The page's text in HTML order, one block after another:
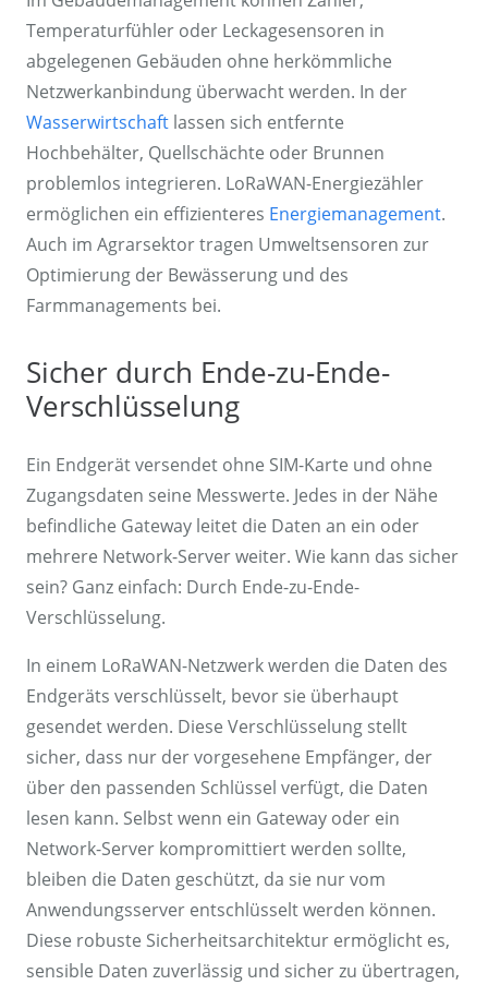
Temperaturfühler oder Leckagesensoren in
abgelegenen Gebäuden ohne herkömmliche
Netzwerkanbindung überwacht werden. In der
Wasserwirtschaft lassen sich entfernte
Hochbehälter, Quellschächte oder Brunnen
problemlos integrieren. LoRaWAN-Energiezähler
ermöglichen ein effizienteres Energiemanagement.
Auch im Agrarsektor tragen Umweltsensoren zur
Optimierung der Bewässerung und des
Farmmanagements bei.
Sicher durch Ende-zu-Ende-
Verschlüsselung
Ein Endgerät versendet ohne SIM-Karte und ohne
Zugangsdaten seine Messwerte. Jedes in der Nähe
befindliche Gateway leitet die Daten an ein oder
mehrere Network-Server weiter. Wie kann das sicher
sein? Ganz einfach: Durch Ende-zu-Ende-
Verschlüsselung.
In einem LoRaWAN-Netzwerk werden die Daten des
Endgeräts verschlüsselt, bevor sie überhaupt
gesendet werden. Diese Verschlüsselung stellt
sicher, dass nur der vorgesehene Empfänger, der
über den passenden Schlüssel verfügt, die Daten
lesen kann. Selbst wenn ein Gateway oder ein
Network-Server kompromittiert werden sollte,
bleiben die Daten geschützt, da sie nur vom
Anwendungsserver entschlüsselt werden können.
Diese robuste Sicherheitsarchitektur ermöglicht es,
sensible Daten zuverlässig und sicher zu übertragen,